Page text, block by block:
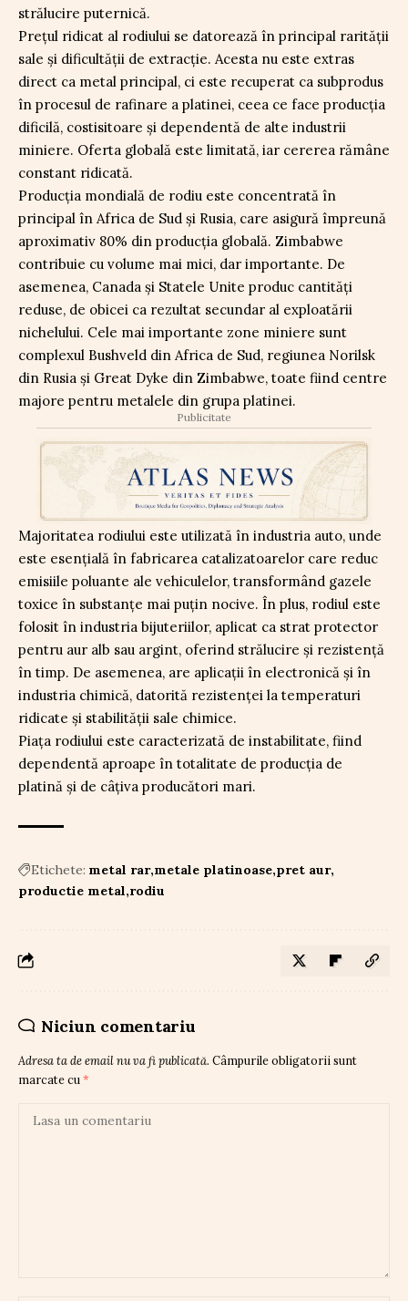
strălucire puternică.
Prețul ridicat al rodiului se datorează în principal rarității
sale și dificultății de extracție. Acesta nu este extras
direct ca metal principal, ci este recuperat ca subprodus
în procesul de rafinare a platinei, ceea ce face producția
dificilă, costisitoare și dependentă de alte industrii
miniere. Oferta globală este limitată, iar cererea rămâne
constant ridicată.
Producția mondială de rodiu este concentrată în
principal în Africa de Sud și Rusia, care asigură împreună
aproximativ 80% din producția globală. Zimbabwe
contribuie cu volume mai mici, dar importante. De
asemenea, Canada și Statele Unite produc cantități
reduse, de obicei ca rezultat secundar al exploatării
nichelului. Cele mai importante zone miniere sunt
complexul Bushveld din Africa de Sud, regiunea Norilsk
din Rusia și Great Dyke din Zimbabwe, toate fiind centre
majore pentru metalele din grupa platinei.
Publicitate
Majoritatea rodiului este utilizată în industria auto, unde
este esențială în fabricarea catalizatoarelor care reduc
emisiile poluante ale vehiculelor, transformând gazele
toxice în substanțe mai puțin nocive. În plus, rodiul este
folosit în industria bijuteriilor, aplicat ca strat protector
pentru aur alb sau argint, oferind strălucire și rezistență
în timp. De asemenea, are aplicații în electronică și în
industria chimică, datorită rezistenței la temperaturi
ridicate și stabilității sale chimice.
Piața rodiului este caracterizată de instabilitate, fiind
dependentă aproape în totalitate de producția de
platină și de câțiva producători mari.
Etichete: metal rar metale platinoase pret aur
productie metal rodiu
Niciun comentariu
Adresa ta de email nu va fi publicată. Câmpurile obligatorii sunt
marcate cu *